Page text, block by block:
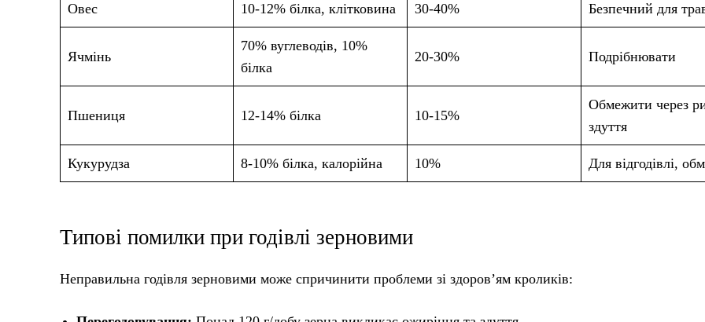
Овес 10-12% білка, клітковина 30-40% Безпечний для
Ячмінь
70% вуглеводів, 10%
білка
20-30% Подрібнювати
Пшениця 12-14% білка 10-15%
Обмежити через
здуття
Кукурудза 8-10% білка, калорійна 10% Для відгодівлі,
Типові помилки при годівлі зерновими
Неправильна годівля зерновими може спричинити проблеми зі здоров’ям кроликів: